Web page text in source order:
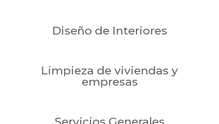
Diseño de Interiores
Limpieza de viviendas y
empresas